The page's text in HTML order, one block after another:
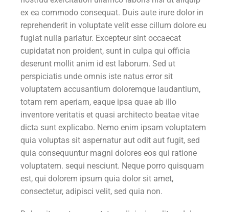
ex ea commodo consequat. Duis aute irure dolor in
reprehenderit in voluptate velit esse cillum dolore eu
fugiat nulla pariatur. Excepteur sint occaecat
cupidatat non proident, sunt in culpa qui officia
deserunt mollit anim id est laborum. Sed ut
perspiciatis unde omnis iste natus error sit
voluptatem accusantium doloremque laudantium,
totam rem aperiam, eaque ipsa quae ab illo
inventore veritatis et quasi architecto beatae vitae
dicta sunt explicabo. Nemo enim ipsam voluptatem
quia voluptas sit aspernatur aut odit aut fugit, sed
quia consequuntur magni dolores eos qui ratione
voluptatem. sequi nesciunt. Neque porro quisquam
est, qui dolorem ipsum quia dolor sit amet,
consectetur, adipisci velit, sed quia non.